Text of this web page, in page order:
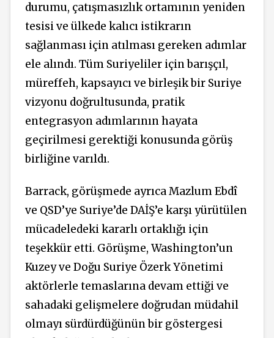
durumu, çatışmasızlık ortamının yeniden
tesisi ve ülkede kalıcı istikrarın
sağlanması için atılması gereken adımlar
ele alındı. Tüm Suriyeliler için barışçıl,
müreffeh, kapsayıcı ve birleşik bir Suriye
vizyonu doğrultusunda, pratik
entegrasyon adımlarının hayata
geçirilmesi gerektiği konusunda görüş
birliğine varıldı.
Barrack, görüşmede ayrıca Mazlum Ebdî
ve QSD’ye Suriye’de DAİŞ’e karşı yürütülen
mücadeledeki kararlı ortaklığı için
teşekkür etti. Görüşme, Washington’un
Kuzey ve Doğu Suriye Özerk Yönetimi
aktörlerle temaslarına devam ettiği ve
sahadaki gelişmelere doğrudan müdahil
olmayı sürdürdüğünün bir göstergesi